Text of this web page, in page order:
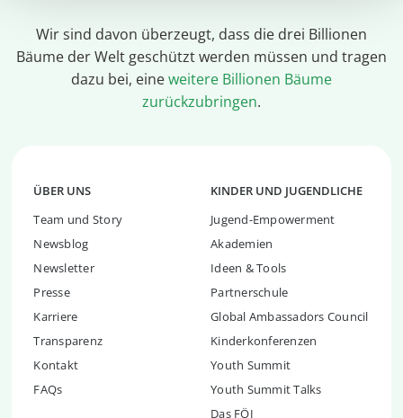
Wir sind davon überzeugt, dass die drei Billionen
Bäume der Welt geschützt werden müssen und tragen
dazu bei, eineweitere Billionen Bäume
zurückzubringen.
ÜBER UNS
Team und Story
Newsblog
Newsletter
Presse
Karriere
Transparenz
Kontakt
FAQs
KINDER UND JUGENDLICHE
Jugend-Empowerment
Akademien
Ideen & Tools
Partnerschule
Global Ambassadors Council
Kinderkonferenzen
Youth Summit
Youth Summit Talks
Das FÖJ